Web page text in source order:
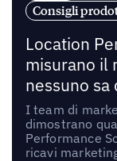
Consigli
Location
misurano il
nessuno
I team di
dimostrano
Performance
ricavi